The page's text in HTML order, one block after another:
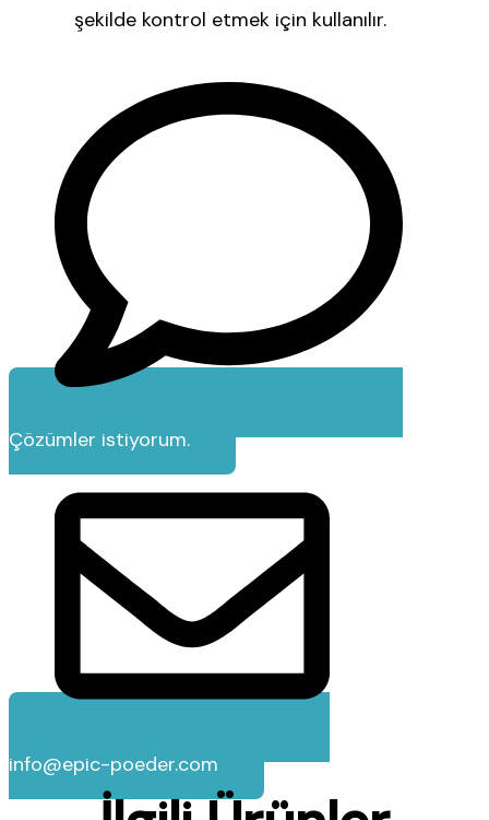
şekilde kontrol etmek için kullanılır.
Çözümler istiyorum.
info@epic-poeder.com